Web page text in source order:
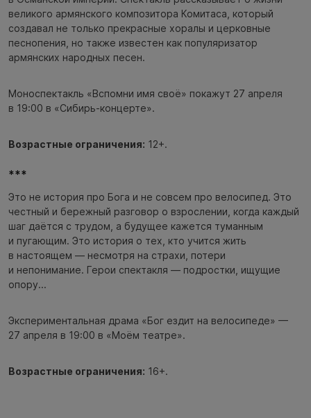
великого армянского композитора Комитаса, который
создавал не только прекрасные хоралы и церковные
песнопения, но также известен как популяризатор
армянских народных песен.
Моноспектакль «Вспомни имя своё» покажут 27 апреля
в 19:00 в «Сибирь-концерте».
Возрастные ограничения: 12+.
***
Это не история про Бога и не совсем про велосипед. Это
честный и бережный разговор о взрослении, когда каждый
шаг даётся с трудом, а будущее кажется туманным
и пугающим. Это история о тех, кто учится жить
в настоящем — несмотря на страхи, потери
и непонимание. Герои спектакля — подростки, ищущие
опору...
Экспериментальная драма «Бог ездит на велосипеде» —
27 апреля в 19:00 в «Моём театре».
Возрастные ограничения: 16+.